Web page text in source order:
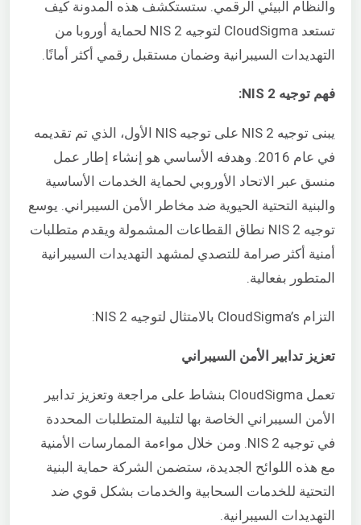
والنظام البيئي الرقمي. ستستكشف هذه المدونة كيف
تستعد CloudSigma لتوجيه NIS 2 لحماية أوروبا من
التهديدات السيبرانية وضمان مستقبل رقمي أكثر أمانًا.
فهم توجيه NIS 2:
يبنى توجيه NIS 2 على توجيه NIS الأول، الذي تم تقديمه
في عام 2016. وهدفه الأساسي هو إنشاء إطار عمل
منسق عبر الاتحاد الأوروبي لحماية الخدمات الأساسية
والبنية التحتية الحيوية ضد مخاطر الأمن السيبراني. يوسع
توجيه NIS 2 نطاق القطاعات المشمولة ويقدم متطلبات
أمنية أكثر صرامة للتصدي لمشهد التهديدات السيبرانية
المتطور بفعالية.
التزام CloudSigma’s بالامتثال لتوجيه NIS 2:
تعزيز تدابير الأمن السيبراني
تعمل CloudSigma بنشاط على مراجعة وتعزيز تدابير
الأمن السيبراني الخاصة بها لتلبية المتطلبات المحددة
في توجيه NIS 2. ومن خلال مواءمة الممارسات الأمنية
مع هذه اللوائح الجديدة، ستضمن الشركة حماية البنية
التحتية للخدمات السحابية والخدمات بشكل قوي ضد
التهديدات السيبرانية.